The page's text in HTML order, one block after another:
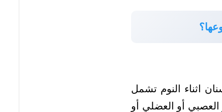
اثناء النوم تشمل
العصبي أو العضلي أو